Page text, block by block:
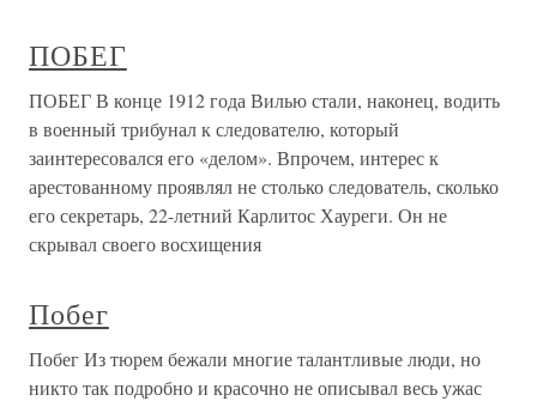
ПОБЕГ
ПОБЕГ В конце 1912 года Вилью стали, наконец, водить
в военный трибунал к следователю, который
заинтересовался его «делом». Впрочем, интерес к
арестованному проявлял не столько следователь, сколько
его секретарь, 22-летний Карлитос Хауреги. Он не
скрывал своего восхищения
Побег
Побег Из тюрем бежали многие талантливые люди, но
никто так подробно и красочно не описывал весь ужас